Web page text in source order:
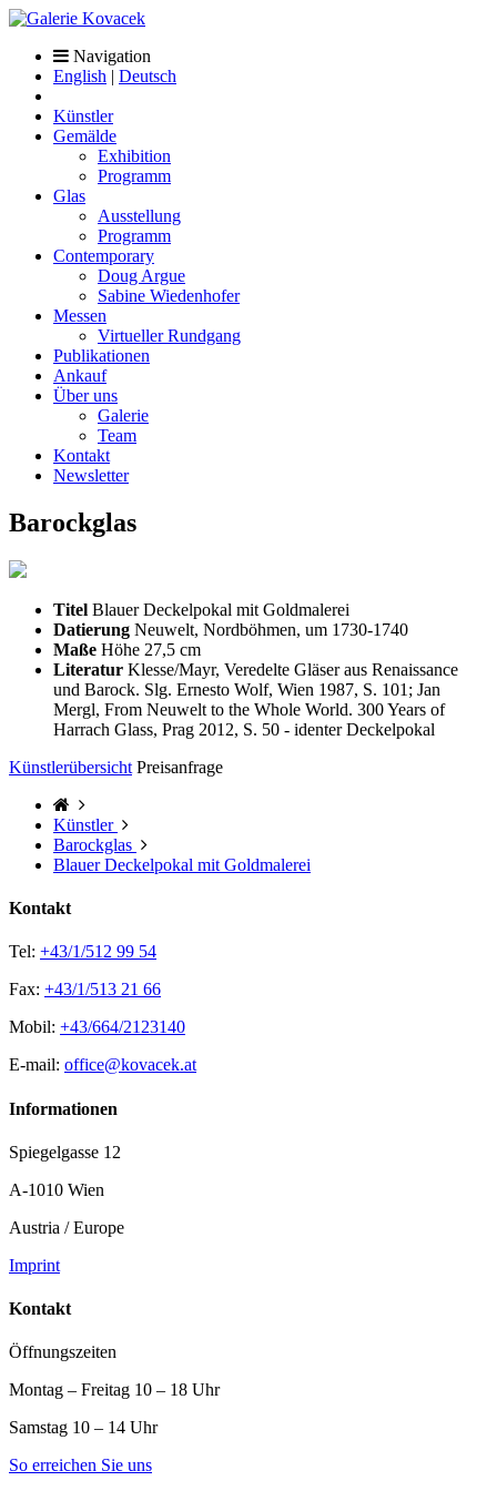
Navigation
English | Deutsch
Künstler
Gemälde
Exhibition
Programm
Glas
Ausstellung
Programm
Contemporary
Doug Argue
Sabine Wiedenhofer
Messen
Virtueller Rundgang
Publikationen
Ankauf
Über uns
Galerie
Team
Kontakt
Newsletter
Barockglas
Titel Blauer Deckelpokal mit Goldmalerei
Datierung Neuwelt, Nordböhmen, um 1730-1740
Maße Höhe 27,5 cm
Literatur Klesse/Mayr, Veredelte Gläser aus Renaissance
und Barock. Slg. Ernesto Wolf, Wien 1987, S. 101; Jan
Mergl, From Neuwelt to the Whole World. 300 Years of
Harrach Glass, Prag 2012, S. 50 - identer Deckelpokal
Künstlerübersicht Preisanfrage
Künstler
Barockglas
Blauer Deckelpokal mit Goldmalerei
Kontakt
Tel: +43/1/512 99 54
Fax: +43/1/513 21 66
Mobil: +43/664/2123140
E-mail: office@kovacek.at
Informationen
Spiegelgasse 12
A-1010 Wien
Austria / Europe
Imprint
Kontakt
Öffnungszeiten
Montag – Freitag 10 – 18 Uhr
Samstag 10 – 14 Uhr
So erreichen Sie uns